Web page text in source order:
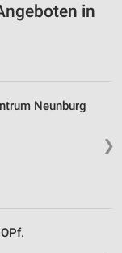
in
❯
Neunburg